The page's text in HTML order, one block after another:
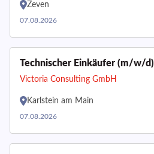
Zeven
07.08.2026
Technischer Einkäufer (m/w/d)
Victoria Consulting GmbH
Karlstein am Main
07.08.2026